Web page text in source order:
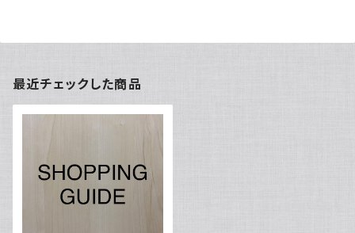
最近チェックした商品